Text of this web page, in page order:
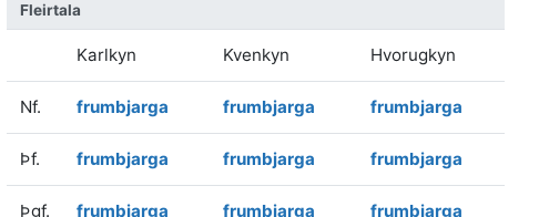
Fleirtala
Karlkyn Kvenkyn Hvorugkyn
Nf. frumbjarga frumbjarga frumbjarga
Þf. frumbjarga frumbjarga frumbjarga
Þgf. frumbjarga frumbjarga frumbjarga